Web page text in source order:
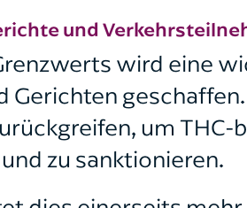
und
wird eine
um THC-
zu sanktionieren.